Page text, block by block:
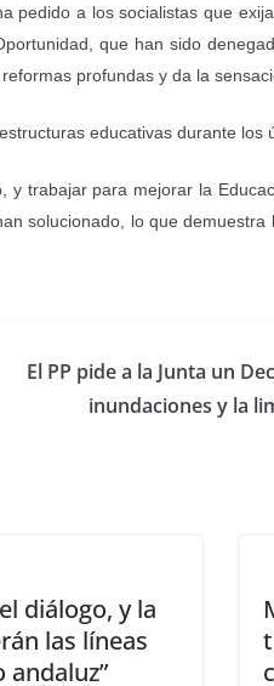
pedido a los socialistas que
que han sido
profundas y da la
educativas durante los
trabajar para mejorar la
solucionado, lo que
El PP pide a la Junta un
inundaciones y la
diálogo, y la
las líneas
andaluz”